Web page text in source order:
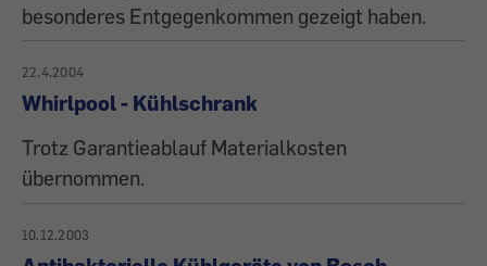
besonderes Entgegenkommen gezeigt haben.
22.4.2004
Whirlpool - Kühlschrank
Trotz Garantieablauf Materialkosten
übernommen.
10.12.2003